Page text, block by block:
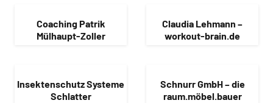
Coaching Patrik
Mülhaupt-Zoller
Claudia Lehmann –
workout-brain.de
Insektenschutz Systeme
Schlatter
Schnurr GmbH – die
raum.möbel.bauer